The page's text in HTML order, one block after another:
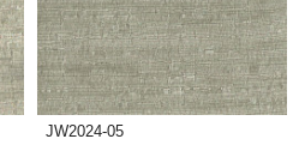
JW2024-05